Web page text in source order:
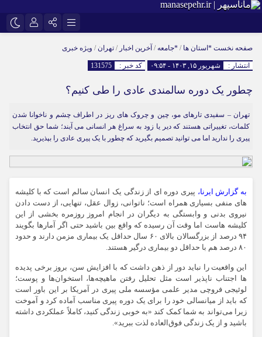
اینستاگرام تلگرام
سروش ایتا
آپارات رمز عبور
مرا به خاطر بسپار
صفحه نخست *استان ها / *جامعه / آخرین اخبار / تهران/ ویژه خبری
انتشار : شهریور ۱۵, ۱۴۰۳ - ۰۹:۵۴ کد خبر : 131575
چطور یک دوره سالمندی عادی را طی کنیم؟
تهران – سفیدی تارهای مو، چین و چروک های ریز در اطراف چشم و ناخوانا شدن
کلمات، تغییراتی هستند که دیر یا زود به سراغ هر انسانی می آیند؛ شما حق انتخاب
پیری را ندارید اما می توانید تصمیم بگیرید که چطور با یک پیری عادی را بپذیرید.
به گزارش ایرنا، پیری دوره ای از زندگی یک انسان سالم است که با کلیشه
های منفی بسیاری همراه است؛ ناتوانی، زوال عقل، تنهایی، از دست دادن
نیروی بدنی و وابستگی به دیگران در انجام امروز روزمره بخشی از این
کلیشه هاست اما وقت آن رسیده که واقع بین باشید حتی اگر آمارها بگویند
۹۴ درصد از بزرگسالان بالای ۶۰ سال حداقل یک بیماری مزمن دارند و حدود
۸۰ درصد هم با حداقل دو بیماری درگیر هستند.
این واقعیت را نباید دور از ذهن داشت که با افزایش سن، بروز برخی پدیده
ها اجتناب ناپذیر است مثل تحلیل رفتن ماهیچه‌ها، استخوان‌ها و پوست؛
لوئیجی فروچی مدیر علمی مؤسسه ملی پیری در آمریکا بر این باور است
که باید از میانسالی خود را برای یک دوره پیری مناسب آماده کرد و آموخت
زیرا می‌تواند به شما کمک کند «به خوبی زندگی کنید، کاملاً عملکردی داشته
باشید و از یک زندگی فوق‌العاده لذت ببرید».